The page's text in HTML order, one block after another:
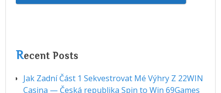
Recent Posts
Jak Zadní Část 1 Sekvestrovat Mé Výhry Z 22WIN
Casina — Česká republika Spin to Win 69Games